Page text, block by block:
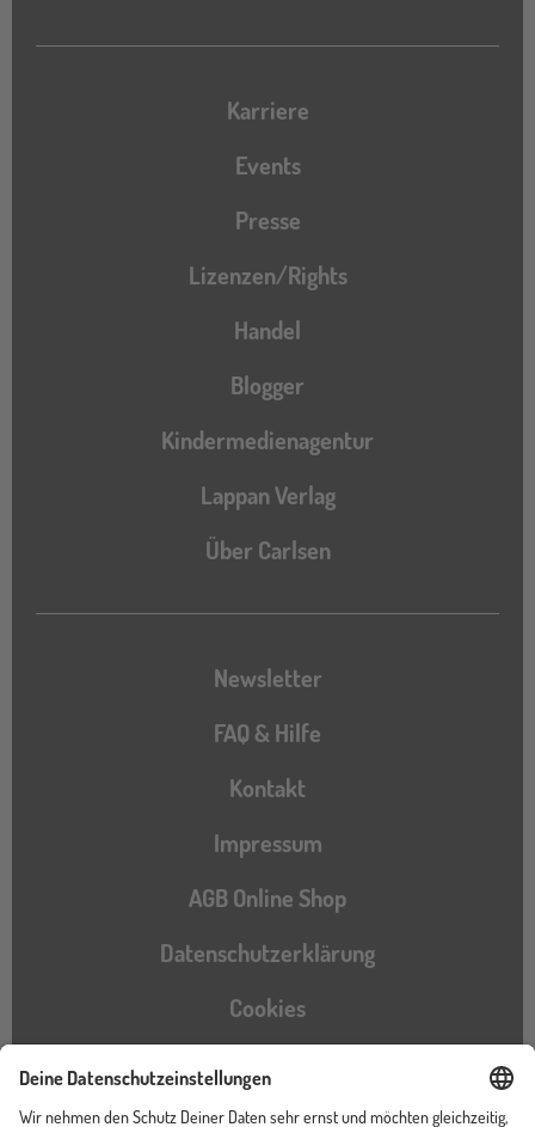
Karriere
Events
Presse
Lizenzen/Rights
Handel
Blogger
Kindermedienagentur
Lappan Verlag
Über Carlsen
Newsletter
FAQ & Hilfe
Kontakt
Impressum
AGB Online Shop
Datenschutzerklärung
Cookies
Barrierefreiheitserklärung